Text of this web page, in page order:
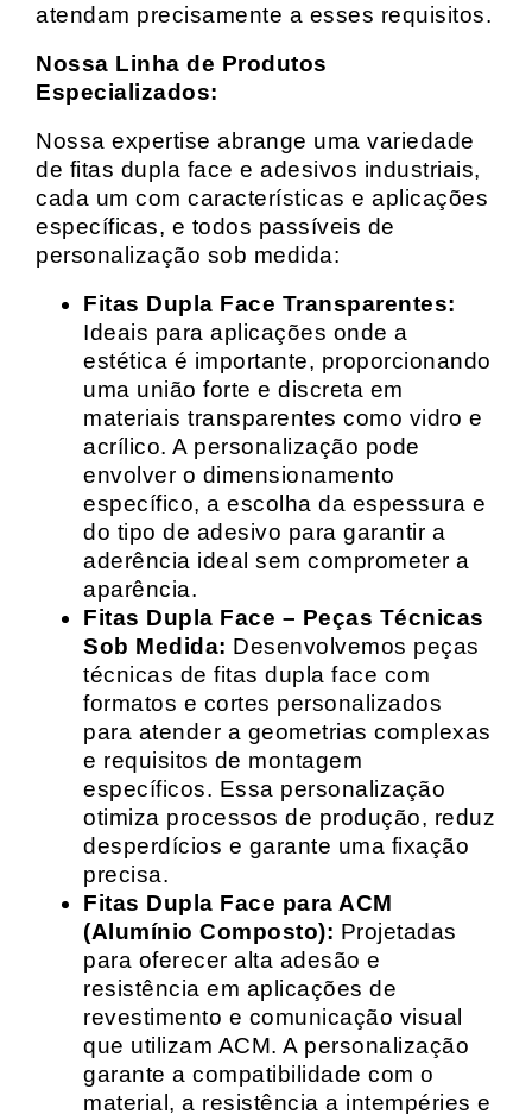
atendam precisamente a esses requisitos.
Nossa Linha de Produtos
Especializados:
Nossa expertise abrange uma variedade
de fitas dupla face e adesivos industriais,
cada um com características e aplicações
específicas, e todos passíveis de
personalização sob medida:
Fitas Dupla Face Transparentes:
Ideais para aplicações onde a
estética é importante, proporcionando
uma união forte e discreta em
materiais transparentes como vidro e
acrílico. A personalização pode
envolver o dimensionamento
específico, a escolha da espessura e
do tipo de adesivo para garantir a
aderência ideal sem comprometer a
aparência.
Fitas Dupla Face – Peças Técnicas
Sob Medida: Desenvolvemos peças
técnicas de fitas dupla face com
formatos e cortes personalizados
para atender a geometrias complexas
e requisitos de montagem
específicos. Essa personalização
otimiza processos de produção, reduz
desperdícios e garante uma fixação
precisa.
Fitas Dupla Face para ACM
(Alumínio Composto): Projetadas
para oferecer alta adesão e
resistência em aplicações de
revestimento e comunicação visual
que utilizam ACM. A personalização
garante a compatibilidade com o
material, a resistência a intempéries e